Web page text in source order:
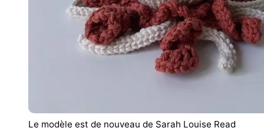
Le modèle est de nouveau de Sarah Louise Read